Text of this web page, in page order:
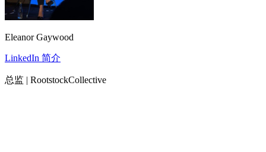
Eleanor Gaywood
LinkedIn 简介
总监 | RootstockCollective